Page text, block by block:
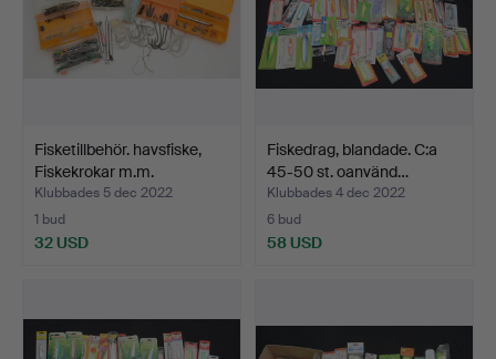
Fisketillbehör. havsfiske,
Fiskekrokar m.m.
Klubbades 5 dec 2022
1 bud
32 USD
Fiskedrag, blandade. C:a
45-50 st. oanvänd…
Klubbades 4 dec 2022
6 bud
58 USD